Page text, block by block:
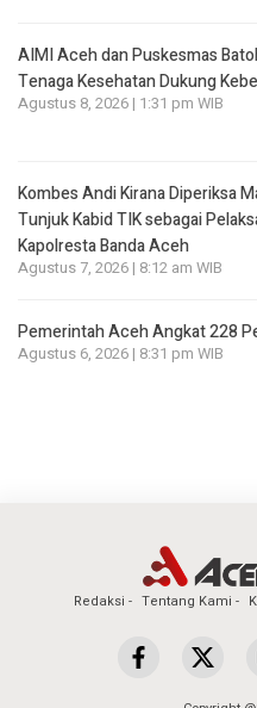
AIMI Aceh dan Puskesmas
Tenaga Kesehatan Dukung
Agustus 8, 2026 | 1:31 pm WIB
Kombes Andi Kirana Diperiksa
Tunjuk Kabid TIK sebagai
Kapolresta Banda Aceh
Agustus 7, 2026 | 8:12 am WIB
Pemerintah Aceh Angkat 228
Agustus 6, 2026 | 8:31 pm WIB
Redaksi Tentang Kami